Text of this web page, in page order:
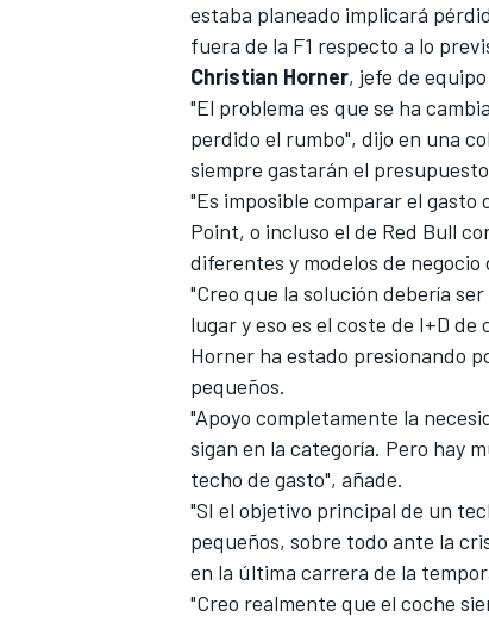
MÁS CATEGORÍAS
estaba planeado implicará
fuera de la F1 respecto a lo
Christian Horner, jefe de
"El problema es que se ha
perdido el rumbo", dijo en una
siempre gastarán el
"Es imposible comparar el gasto
Point, o incluso el de Red Bull
diferentes y modelos de negocio
"Creo que la solución debería
lugar y eso es el coste de I+D
Horner ha estado presionando
pequeños.
"Apoyo completamente la
sigan en la categoría. Pero hay
techo de gasto", añade.
"SI el objetivo principal de un
pequeños, sobre todo ante la
en la última carrera de la
"Creo realmente que el coche